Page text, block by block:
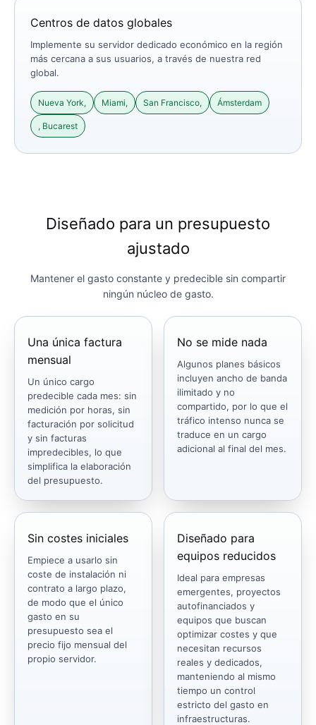
Centros de datos globales
Implemente su servidor dedicado económico en la región
más cercana a sus usuarios, a través de nuestra red
global.
Nueva York, Miami, San Francisco, Ámsterdam
, Bucarest
Diseñado para un presupuesto
ajustado
Mantener el gasto constante y predecible sin compartir
ningún núcleo de gasto.
Una única factura
mensual
Un único cargo
predecible cada mes: sin
medición por horas, sin
facturación por solicitud
y sin facturas
impredecibles, lo que
simplifica la elaboración
del presupuesto.
No se mide nada
Algunos planes básicos
incluyen ancho de banda
ilimitado y no
compartido, por lo que el
tráfico intenso nunca se
traduce en un cargo
adicional al final del mes.
Sin costes iniciales
Empiece a usarlo sin
coste de instalación ni
contrato a largo plazo,
de modo que el único
gasto en su
presupuesto sea el
precio fijo mensual del
propio servidor.
Diseñado para
equipos reducidos
Ideal para empresas
emergentes, proyectos
autofinanciados y
equipos que buscan
optimizar costes y que
necesitan recursos
reales y dedicados,
manteniendo al mismo
tiempo un control
estricto del gasto en
infraestructuras.